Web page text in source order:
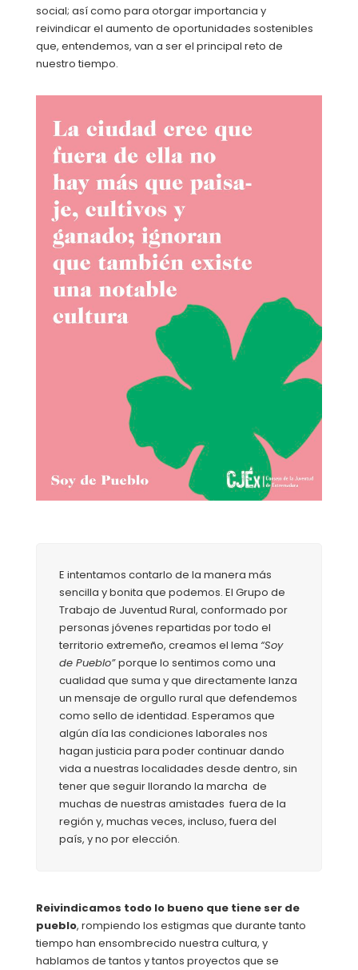
social; así como para otorgar importancia y
reivindicar el aumento de oportunidades sostenibles
que, entendemos, van a ser el principal reto de
nuestro tiempo.
E intentamos contarlo de la manera más
sencilla y bonita que podemos. El Grupo de
Trabajo de Juventud Rural, conformado por
personas jóvenes repartidas por todo el
territorio extremeño, creamos el lema “Soy
de Pueblo”porque lo sentimos como una
cualidad que suma y que directamente lanza
un mensaje de orgullo rural que defendemos
como sello de identidad. Esperamos que
algún día las condiciones laborales nos
hagan justicia para poder continuar dando
vida a nuestras localidades desde dentro, sin
tener que seguir llorando la marcha de
muchas de nuestras amistades fuera de la
región y, muchas veces, incluso, fuera del
país, y no por elección.
Reivindicamos todo lo bueno que tiene ser de
pueblo, rompiendo los estigmas que durante tanto
tiempo han ensombrecido nuestra cultura, y
hablamos de tantos y tantos proyectos que se